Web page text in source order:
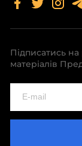
Підписатись
матеріалів